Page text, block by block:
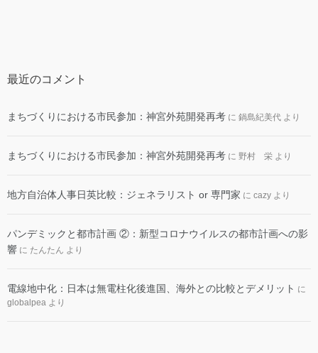
最近のコメント
まちづくりにおける市民参加：神宮外苑開発再考 に 鍋島紀美代 より
まちづくりにおける市民参加：神宮外苑開発再考 に 野村 栄 より
地方自治体人事日英比較：ジェネラリスト or 専門家 に cazy より
パンデミックと都市計画 ②：新型コロナウイルスの都市計画への影
響 に たんたん より
電線地中化：日本は無電柱化後進国、海外との比較とデメリット に
globalpea より